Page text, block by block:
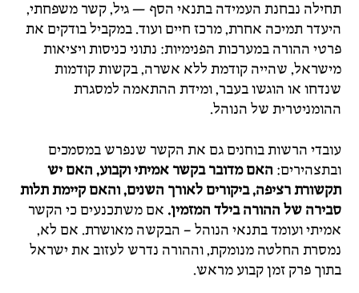
תחילה נבחנת העמידה בתנאי הסף — גיל, קשר משפחתי,
היעדר תמיכה אחרת, מרכז חיים ועוד. במקביל בודקים את
פרטי ההורה במערכות הפנימיות: נתוני כניסות ויציאות
מישראל, שהייה קודמת ללא אשרה, בקשות קודמות
שנדחו או הוגשו בעבר, ומידת ההתאמה למסגרת
ההומניטרית של הנוהל.
עובדי הרשות בוחנים גם את הקשר שנפרש במסמכים
ובתצהירים: האם מדובר בקשר אמיתי וקבוע, האם יש
תקשורת רציפה, ביקורים לאורך השנים, והאם קיימת תלות
סבירה של ההורה בילד המזמין. אם משתכנעים כי הקשר
אמיתי ועומד בתנאי הנוהל – הבקשה מאושרת. אם לא,
נמסרת החלטה מנומקת, וההורה נדרש לעזוב את ישראל
בתוך פרק זמן קבוע מראש.